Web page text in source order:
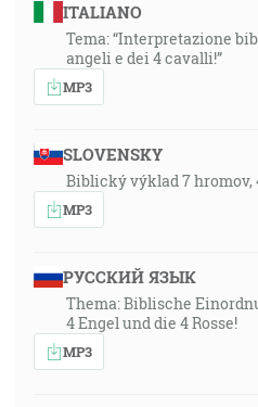
ITALIANO
Tema: “Interpretazione
angeli e dei 4 cavalli!”
MP3
SLOVENSKY
Biblický výklad 7 hromov,
MP3
РУССКИЙ ЯЗЫК
Thema: Biblische
4 Engel und die 4 Rosse!
MP3